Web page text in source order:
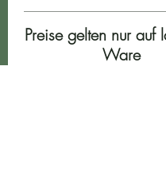
Preise gelten nur auf
Ware